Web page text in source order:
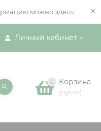
можно здесь ×
Личный кабинет
0 Корзина
(пусто)